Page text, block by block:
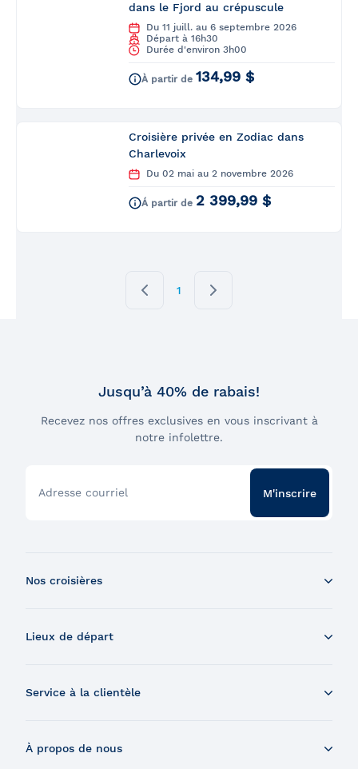
dans le Fjord au crépuscule
Du 11 juill. au 6 septembre 2026
Départ à 16h30
Durée d'environ 3h00
À partir de 134,99 $
Croisière privée en Zodiac dans
Charlevoix
Du 02 mai au 2 novembre 2026
Á partir de 2 399,99 $
1
Jusqu’à 40% de rabais!
Recevez nos offres exclusives en vous inscrivant à
notre infolettre.
Adresse courriel M'inscrire
Nos croisières
Croisière aux baleines en Zodiac
Expédition dans les Îles Secrètes du Saint-Laurent
Lieux de départ
Charlevoix
Québec
Service à la clientèle
Nous trouver
À propos de nous